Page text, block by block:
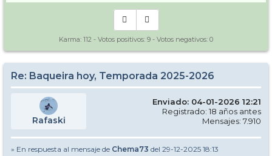
Karma: 112 - Votos positivos: 9 - Votos negativos: 0
Re: Baqueira hoy, Temporada 2025-2026
Rafaski
Enviado: 04-01-2026 12:21
Registrado: 18 años antes
Mensajes: 7.910
» En respuesta al mensaje de Chema73 del 29-12-2025 18:13